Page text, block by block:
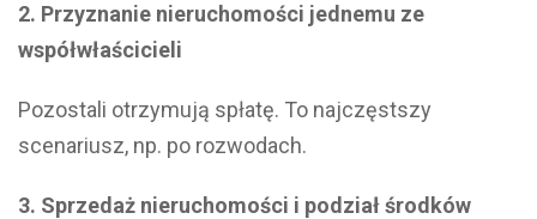
2. Przyznanie nieruchomości jednemu ze
współwłaścicieli
Pozostali otrzymują spłatę. To najczęstszy
scenariusz, np. po rozwodach.
3. Sprzedaż nieruchomości i podział środków